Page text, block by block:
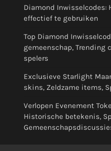
Diamond Inwisselcodes:
effectief te gebruiken
Top Diamond
gemeenschap, Trending
spelers
Exclusieve Starlight
skins, Zeldzame items,
Verlopen Evenement
Historische betekenis,